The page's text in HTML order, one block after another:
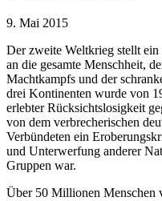
9. Mai 2015
Der zweite Weltkrieg stellt ein
an die gesamte Menschheit,
Machtkampfs und der
drei Kontinenten wurde von
erlebter Rücksichtslosigkeit
von dem verbrecherischen
Verbündeten ein
und Unterwerfung anderer
Gruppen war.
Über 50 Millionen Menschen